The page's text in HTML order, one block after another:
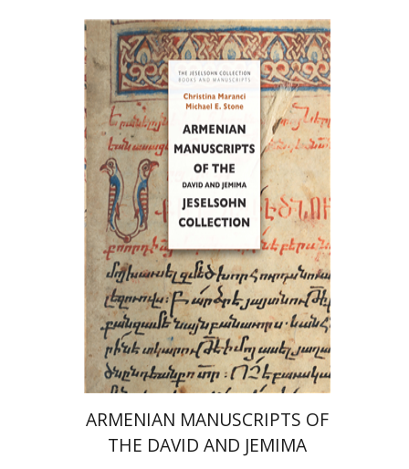
כריסטינה מרנצ'י מייקל א. סטון
הנחת אתר ספר מודפס
$86
$77
ARMENIAN MANUSCRIPTS OF
THE DAVID AND JEMIMA